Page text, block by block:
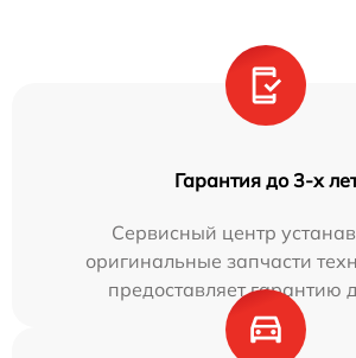
Гарантия до 3-х
Сервисный центр
оригинальные запчасти
предоставляет гарантию